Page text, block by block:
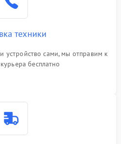
техники
устройство сами, мы отправим к
бесплатно